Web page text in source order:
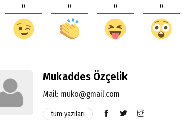
0 0 0 0
Mukaddes Özçelik
Mail: muko@gmail.com
tüm yazıları